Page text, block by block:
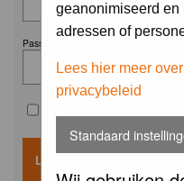
geanonimiseerd en
adressen of
Lees hier meer
privacybeleid
Standaard
Password: